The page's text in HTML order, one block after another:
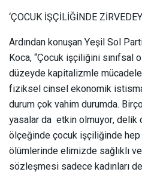
‘ÇOCUK İŞÇİLİĞİNDE
Ardından konuşan Yeşil Sol
Koca, “Çocuk işçiliğini sınıfsal
düzeyde kapitalizmle
fiziksel cinsel ekonomik
durum çok vahim durumda.
yasalar da etkin olmuyor, delik
ölçeğinde çocuk işçiliğinde
ölümlerinde elimizde sağlıklı
sözleşmesi sadece kadınları